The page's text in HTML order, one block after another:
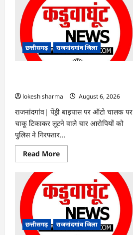
कुर्सी
पर
3
साल
ज्यादा
नहीं
टिकेंगे
छत्तीसगढ़ राजनांदगांव जिला
lokesh sharma
August 6, 2026
राजनांदगांव| पेंड्री बाइपास पर ऑटो चालक पर
चाकू टिकाकर लूटने वाले चार आरोपियों को
पुलिस ने गिरफ्तार...
Read MoreRead
more
ऑटो
चालक
को
लूटने
वाले
4
गिरफ्तार…
छत्तीसगढ़ राजनांदगांव जिला